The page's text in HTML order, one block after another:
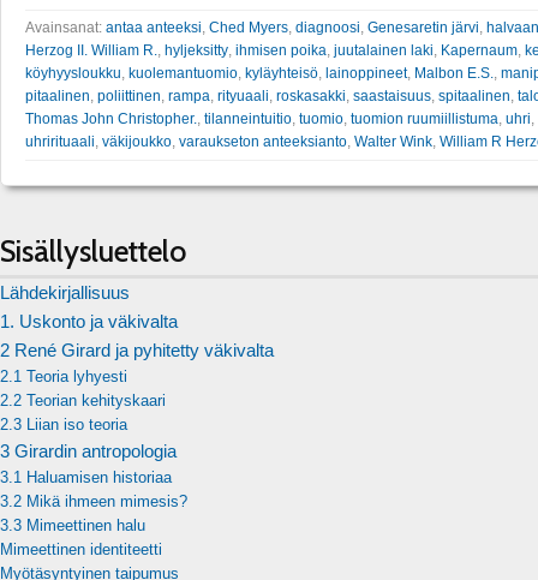
Avainsanat: antaa anteeksi Ched Myers diagnoosi Genesaretin järvi
Herzog II. William R.
hyljeksitty ihmisen poika juutalainen laki Kapernaum
köyhyysloukku kuolemantuomio kyläyhteisö lainoppineet, Malbon E.S.
pitaalinen poliittinen rampa rityuaali roskasakki saastaisuus spitaalinen
Thomas John Christopher. tilanneintuitio tuomio tuomion ruumiillistuma uhri
uhrirituaali väkijoukko varaukseton anteeksianto Walter Wink William R
Sisällysluettelo
Lähdekirjallisuus
1. Uskonto ja väkivalta
2 René Girard ja pyhitetty väkivalta
2.1 Teoria lyhyesti
2.2 Teorian kehityskaari
2.3 Liian iso teoria
3 Girardin antropologia
3.1 Haluamisen historiaa
3.2 Mikä ihmeen mimesis?
3.3 Mimeettinen halu
Mimeettinen identiteetti
Myötäsyntyinen taipumus